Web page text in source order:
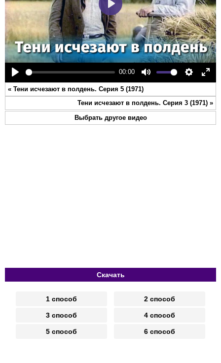
Play
00:00
Mute Settings
Play
« Тени исчезают в полдень. Серия 5 (1971)
Тени исчезают в полдень. Серия 3 (1971) »
Выбрать другое видео
Скачать
1 способ 2 способ
3 способ 4 способ
5 способ 6 способ